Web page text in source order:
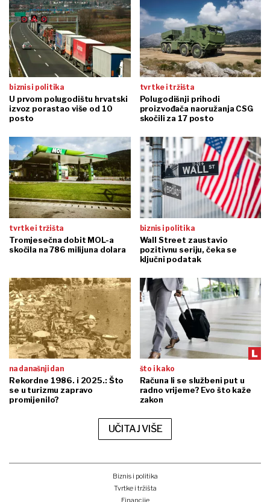
biznis i politika
U prvom polugodištu hrvatski
izvoz porastao više od 10
posto
tvrtke i tržišta
Polugodišnji prihodi
proizvođača naoružanja CSG
skočili za 17 posto
tvrtke i tržišta
Tromjesečna dobit MOL-a
skočila na 786 milijuna dolara
biznis i politika
Wall Street zaustavio
pozitivnu seriju, čeka se
ključni podatak
na današnji dan
Rekordne 1986. i 2025.: Što
se u turizmu zapravo
promijenilo?
što i kako
Računa li se službeni put u
radno vrijeme? Evo što kaže
zakon
UČITAJ VIŠE
Biznis i politika
Tvrtke i tržišta
Financije